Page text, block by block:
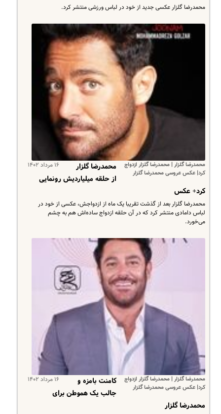
محمدرضا گلزار عکسی جدید از خود در لباس ورزشی منتشر کرد.
محمدرضا گلزار | محمدرضا گلزار ازدواج
کرد| عکس عروسی محمدرضا گلزار
۱۶ مرداد ۱۴۰۲
محمدرضا گلزار
از حلقه میلیاردیش رونمایی
کرد+ عکس
محمدرضا گلزار بعد از گذشت تقریبا یک ماه از ازدواجش، عکسی از خود در
لباس دامادی منتشر کرد که در آن حلقه ازدواج ساده‌اش هم به چشم
می‌خورد.
محمدرضا گلزار | محمدرضا گلزار ازدواج
کرد| عکس عروسی محمدرضا گلزار
۱۶ مرداد ۱۴۰۲
کامنت بامزه و
جالب یک هموطن برای
محمدرضا گلزار